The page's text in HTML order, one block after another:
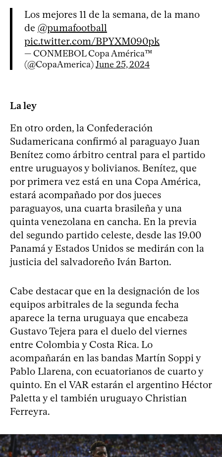
Los mejores 11 de la semana, de la mano
de @pumafootball
pic.twitter.com/BPYXM090pk
— CONMEBOL Copa América™️
(@CopaAmerica)June 25, 2024
La ley
En otro orden, la Confederación
Sudamericana confirmó al paraguayo Juan
Benítez como árbitro central para el partido
entre uruguayos y bolivianos. Benítez, que
por primera vez está en una Copa América,
estará acompañado por dos jueces
paraguayos, una cuarta brasileña y una
quinta venezolana en cancha. En la previa
del segundo partido celeste, desde las 19.00
Panamá y Estados Unidos se medirán con la
justicia del salvadoreño Iván Barton.
Cabe destacar que en la designación de los
equipos arbitrales de la segunda fecha
aparece la terna uruguaya que encabeza
Gustavo Tejera para el duelo del viernes
entre Colombia y Costa Rica. Lo
acompañarán en las bandas Martín Soppi y
Pablo Llarena, con ecuatorianos de cuarto y
quinto. En el VAR estarán el argentino Héctor
Paletta y el también uruguayo Christian
Ferreyra.